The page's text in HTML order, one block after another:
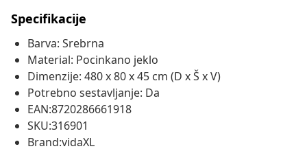
Specifikacije
Barva: Srebrna
Material: Pocinkano jeklo
Dimenzije: 480 x 80 x 45 cm (D x Š x V)
Potrebno sestavljanje: Da
EAN:8720286661918
SKU:316901
Brand:vidaXL